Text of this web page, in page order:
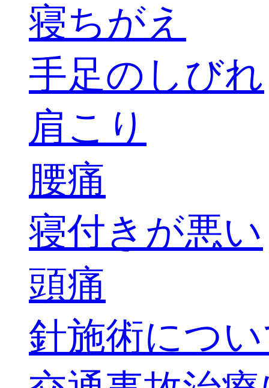
寝ちがえ
手足のしびれ
肩こり
腰痛
寝付きが悪い
頭痛
針施術につ